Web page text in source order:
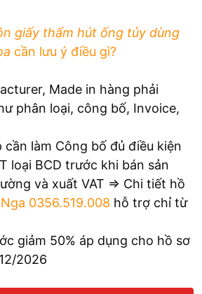
giấy thấm hút ống tủy dùng
cần lưu ý điều gì?
Made in hàng phải
phân loại, công bố, Invoice,
cần làm Công bố đủ điều kiện
loại BCD trước khi bán sản
và xuất VAT => Chi tiết hồ
0356.519.008 hỗ trợ chỉ từ
giảm 50% áp dụng cho hồ sơ
2026